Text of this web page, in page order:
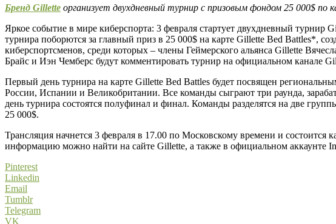
Бренд Gillette организует двухдневный турнир с призовым фондом 25 000$
Яркое событие в мире киберспорта: 3 февраля стартует двухдневный турнир
турнира поборются за главный приз в 25 000$ на карте Gillette Bed Battles*,
киберспортсменов, среди которых – члены Геймерского альянса Gillette
Брайс и Иэн Чемберс будут комментировать турнир на официальном канале
Первый день турнира на карте Gillette Bed Battles будет посвящен
России, Испании и Великобритании. Все команды сыграют три раунда,
день турнира состоятся полуфинал и финал. Команды разделятся на две
25 000$.
Трансляция начнется 3 февраля в 17.00 по Московскому времени и
информацию можно найти на сайте Gillette, а также в официальном аккаунте
Pinterest
Linkedin
Email
Tumblr
Telegram
VK